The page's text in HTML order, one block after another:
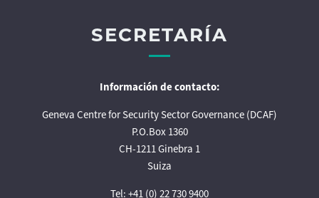
SECRETARÍA
Información de contacto:
Geneva Centre for Security Sector Governance (DCAF)
P.O.Box 1360
CH-1211 Ginebra 1
Suiza
Tel: +41 (0) 22 730 9400